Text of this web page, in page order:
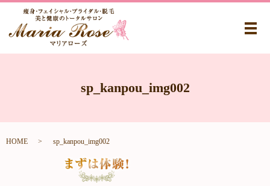
メ
sp_kanpou_img002
HOME sp_kanpou_img002